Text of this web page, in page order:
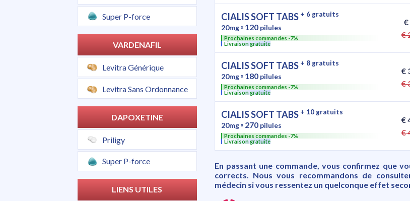
Super P-force
VARDENAFIL
Levitra Générique
Levitra Sans Ordonnance
DAPOXETINE
Priligy
Super P-force
LIENS UTILES
CIALIS SOFT TABS + 6 gratuits
20mgˣ 120pilules
Prochaines commandes -7%
Livraison gratuite
€
€
CIALIS SOFT TABS + 8 gratuits
20mgˣ 180pilules
Prochaines commandes -7%
Livraison gratuite
€
€
CIALIS SOFT TABS + 10 gratuits
20mgˣ 270pilules
Prochaines commandes -7%
Livraison gratuite
€
€
En passant une commande, vous confirmez que
corrects. Nous vous recommandons de
médecin si vous ressentez un quelconque effet